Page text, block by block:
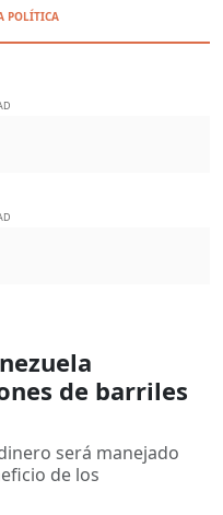
POLÍTICA
de barriles
será manejado
de los